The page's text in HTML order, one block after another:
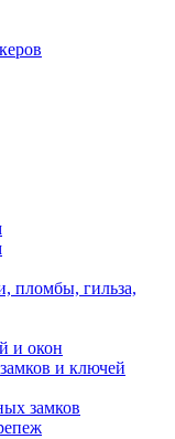
пломбы, гильза,
и окон
и ключей
замков